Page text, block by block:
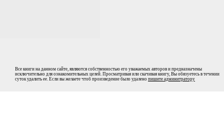
Все книги на данном сайте, являются собственностью его уважаемых авторов и предназначены
исключительно для ознакомительных целей. Просматривая или скачивая книгу, Вы обязуетесь в течении
суток удалить ее. Если вы желаете чтоб произведение было удалено пишите админитратору